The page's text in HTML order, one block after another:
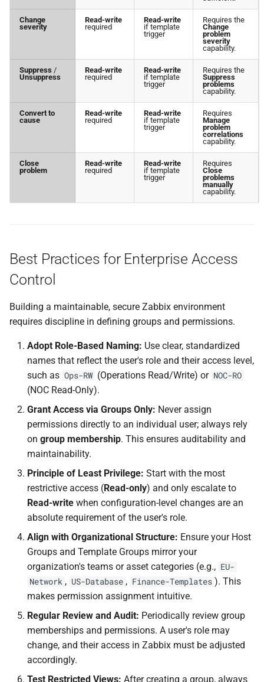
Change
severity
Read-write
required
Read-write
if template
trigger
Requires the
Change
problem
severity
capability.
Suppress /
Unsuppress
Read-write
required
Read-write
if template
trigger
Requires the
Suppress
problems
capability.
Convert to
cause
Read-write
required
Read-write
if template
trigger
Requires
Manage
problem
correlations
capability.
Close
problem
Read-write
required
Read-write
if template
trigger
Requires
Close
problems
manually
capability.
Best Practices for Enterprise Access
Control
Building a maintainable, secure Zabbix environment
requires discipline in defining groups and permissions.
Adopt Role-Based Naming: Use clear, standardized
names that reflect the user's role and their access level,
such as Ops-RW (Operations Read/Write) or NOC-RO
(NOC Read-Only).
Grant Access via Groups Only: Never assign
permissions directly to an individual user; always rely
on group membership. This ensures auditability and
maintainability.
Principle of Least Privilege: Start with the most
restrictive access (Read-only) and only escalate to
Read-write when configuration-level changes are an
absolute requirement of the user's role.
Align with Organizational Structure: Ensure your Host
Groups and Template Groups mirror your
organization's teams or asset categories (e.g., EU-
Network , US-Database , Finance-Templates ). This
makes permission assignment intuitive.
Regular Review and Audit: Periodically review group
memberships and permissions. A user's role may
change, and their access in Zabbix must be adjusted
accordingly.
Test Restricted Views: After creating a group, always